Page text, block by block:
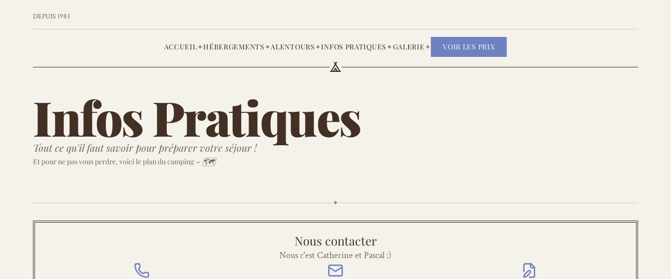
DEPUIS 1983
ACCUEIL✦HÉBERGEMENTS✦ALENTOURS✦INFOS PRATIQUES✦GALERIE✦ VOIR LES PRIX
Infos Pratiques
Tout ce qu'il faut savoir pour préparer votre séjour !
Et pour ne pas vous perdre, voici le plan du camping -> 🗺️
✦
Nous contacter
Nous c'est Catherine et Pascal :)